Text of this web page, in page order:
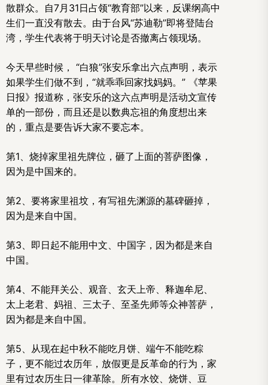
散群众。自7月31日占领“教育部”以来，反课纲高中
生们一直没有散去。由于台风“苏迪勒”即将登陆台
湾，学生代表将于明天讨论是否撤离占领现场。
今天早些时候， “白狼”张安乐拿出六点声明，表示
如果学生们做不到，“就乖乖回家找妈妈。” 《苹果
日报》报道称，张安乐的这六点声明是活动文宣传
单的一部份，而且还是以数典忘祖的角度想出来
的，重点是要告诉大家不要忘本。
第1、烧掉家里祖先牌位，砸了上面的菩萨图像，
因为是中国来的。
第2、要将家里祖坟，有写祖先渊源的墓碑砸掉，
因为是来自中国。
第3、即日起不能用中文、中国字，因为都是来自
中国。
第4、不能拜关公、观音、玄天上帝、释迦牟尼、
太上老君、妈祖、三太子、至圣先师等众神菩萨，
因为都是来自中国。
第5、从现在起中秋不能吃月饼、端午不能吃粽
子，更不能过农历年，放假更是反革命的行为，家
里有过农历生日一律革除。所有水饺、烧饼、豆